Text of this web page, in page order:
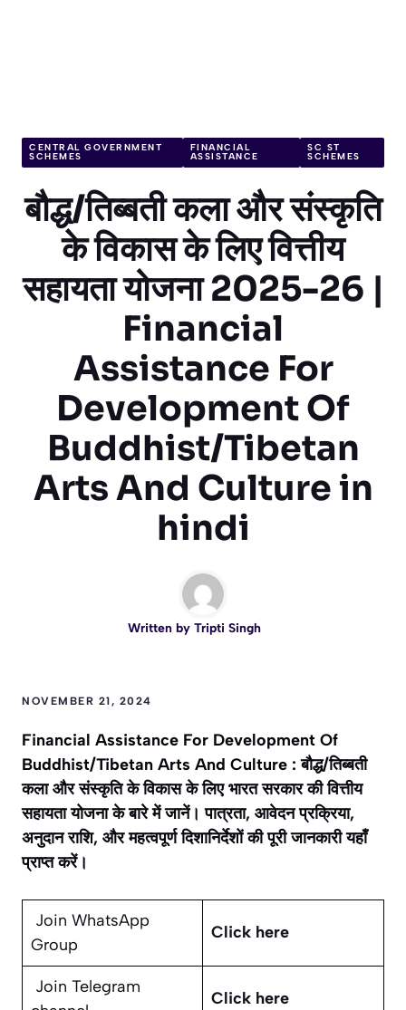
CENTRAL GOVERNMENT
SCHEMES
FINANCIAL
ASSISTANCE
SC ST
SCHEMES
बौद्ध/तिब्बती कला और संस्कृति
के विकास के लिए वित्तीय
सहायता योजना 2025-26 |
Financial
Assistance For
Development Of
Buddhist/Tibetan
Arts And Culture in
hindi
Written by Tripti Singh
NOVEMBER 21, 2024
Financial Assistance For Development Of
Buddhist/Tibetan Arts And Culture : बौद्ध/तिब्बती
कला और संस्कृति के विकास के लिए भारत सरकार की वित्तीय
सहायता योजना के बारे में जानें। पात्रता, आवेदन प्रक्रिया,
अनुदान राशि, और महत्वपूर्ण दिशानिर्देशों की पूरी जानकारी यहाँ
प्राप्त करें।
Join WhatsApp
Group
Click here
Join Telegram
Click here